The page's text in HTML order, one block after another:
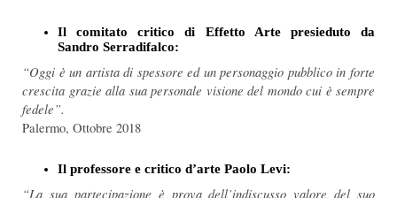
Il comitato critico di Effetto Arte presieduto da
Sandro Serradifalco:
“Oggi è un artista di spessore ed un personaggio pubblico in forte
crescita grazie alla sua personale visione del mondo cui è sempre
fedele”.
Palermo, Ottobre 2018
Il professore e critico d’arte Paolo Levi:
“La sua partecipazione è prova dell’indiscusso valore del suo